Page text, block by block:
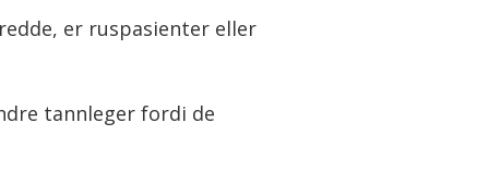
er ruspasienter eller
tannleger fordi de